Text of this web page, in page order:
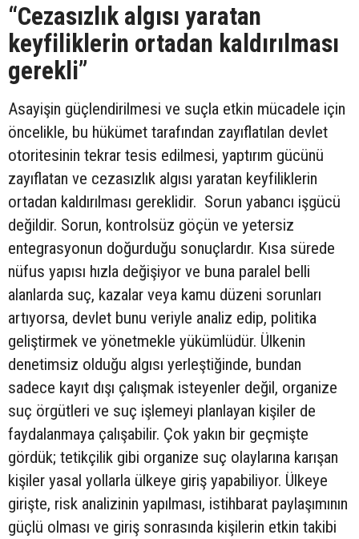
“Cezasızlık algısı yaratan
keyfiliklerin ortadan kaldırılması
gerekli”
Asayişin güçlendirilmesi ve suçla etkin mücadele için
öncelikle, bu hükümet tarafından zayıflatılan devlet
otoritesinin tekrar tesis edilmesi, yaptırım gücünü
zayıflatan ve cezasızlık algısı yaratan keyfiliklerin
ortadan kaldırılması gereklidir. Sorun yabancı işgücü
değildir. Sorun, kontrolsüz göçün ve yetersiz
entegrasyonun doğurduğu sonuçlardır. Kısa sürede
nüfus yapısı hızla değişiyor ve buna paralel belli
alanlarda suç, kazalar veya kamu düzeni sorunları
artıyorsa, devlet bunu veriyle analiz edip, politika
geliştirmek ve yönetmekle yükümlüdür. Ülkenin
denetimsiz olduğu algısı yerleştiğinde, bundan
sadece kayıt dışı çalışmak isteyenler değil, organize
suç örgütleri ve suç işlemeyi planlayan kişiler de
faydalanmaya çalışabilir. Çok yakın bir geçmişte
gördük; tetikçilik gibi organize suç olaylarına karışan
kişiler yasal yollarla ülkeye giriş yapabiliyor. Ülkeye
girişte, risk analizinin yapılması, istihbarat paylaşımının
güçlü olması ve giriş sonrasında kişilerin etkin takibi